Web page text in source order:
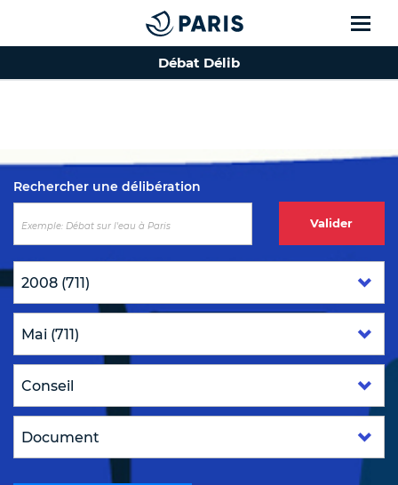
Top of the page
Débat Délib
Rechercher une délibération
Valider